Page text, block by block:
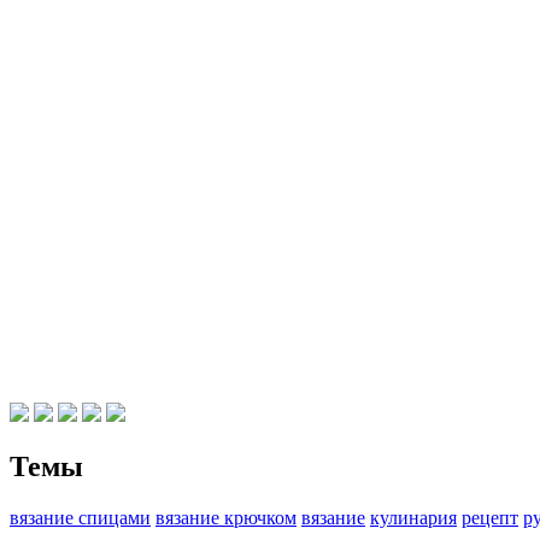
Темы
вязание спицами вязание крючком вязание кулинария рецепт